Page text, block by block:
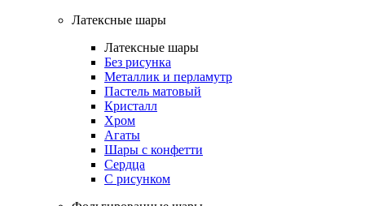
Латексные шары
Латексные шары
Без рисунка
Металлик и перламутр
Пастель матовый
Кристалл
Хром
Агаты
Шары с конфетти
Сердца
С рисунком